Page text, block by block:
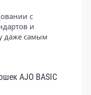
с
и
даже самым
AJO BASIC